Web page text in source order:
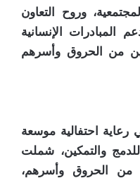
وروح التعاون
المبادرات الإنسانية
من الحروق وأسرهم
رعاية احتفالية موسعة
والتمكين، شملت
من الحروق وأسرهم،